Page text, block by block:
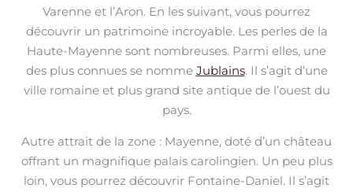
Varenne et l’Aron. En les suivant, vous pourrez
découvrir un patrimoine incroyable. Les perles de la
Haute-Mayenne sont nombreuses. Parmi elles, une
des plus connues se nomme Jublains. Il s’agit d’une
ville romaine et plus grand site antique de l’ouest du
pays.
Autre attrait de la zone : Mayenne, doté d’un château
offrant un magnifique palais carolingien. Un peu plus
loin, vous pourrez découvrir Fontaine-Daniel. Il s’agit